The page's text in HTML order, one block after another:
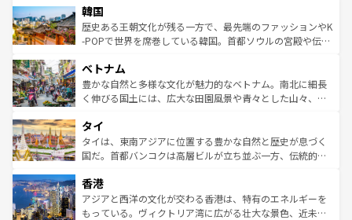
はコンテンツ一覧
いる。アクティビティも充実しており、サーフィンやダイ
ビング、ハイキングなど、アウトドア好きにはたまらな
い。オーストラリアの多彩な魅力を存分に味わいつくそ
参照してほしい。
ン）、静ひつな山岳地帯である台湾東部など、都市の喧騒
と山間の静けさが共存しており、訪れる人に新しい発見と
驚きをもたらしてくれる。また、奥深い台湾の食文化も魅
容にもいいと評判のスイーツなど、バラエティ豊かな料理
が味わえる。 なお、新着の台湾情報は コンテンツ一覧を参
照してほしい。
韓国
歴史ある王朝文化が残る一方で、最先端のファッションやK
-POPで世界を席巻している韓国。首都ソウルの宮殿や伝統
き、地方に足を延ばせば四季折々の自然美を楽しむことが
できる。そして、キムチや焼肉、絶品のストリートフード
まで、さまざまな韓国料理が待っている。夜には、韓国な
リティに包まれながら、韓国の多彩な魅力を心ゆくまで味
わってみてほしい。 なお、新着の韓国情報はコンテンツ一
覧を参照してほしい。
ベトナム
豊かな自然と多様な文化が魅力的なベトナム。南北に細長
く伸びる国土には、広大な田園風景や青々とした山々、世
急速な発展と共に伝統が息づく。ハノイの古い町並みやホ
ーチミン市のフランス統治時代の建物も、独特の雰囲気を
醸し出している。また、バラエティの豊かさとおいしさで
とつ。フォーやバインミー、ベトナムコーヒーなどは、ぜ
ひ現地で味わいたい。どの地域を訪れてもあたたかい人々
が旅行者を迎えてくれるので、きっと忘れられない旅にな
タイ
タイは、東南アジアに位置する豊かな自然と歴史が息づく
国だ。首都バンコクは高層ビルが立ち並ぶ一方、伝統的な
の活気が交差している。北部ではチェンマイなどの山岳地
帯で自然と触れ合い、南部ではプーケットやクラビの美し
いビーチでリゾート気分を楽しむことができる。タイ料理
香港
アジアと西洋の文化が交わる香港は、特有のエネルギーを
もっている。ヴィクトリア湾に広がる壮大な景色、近未来